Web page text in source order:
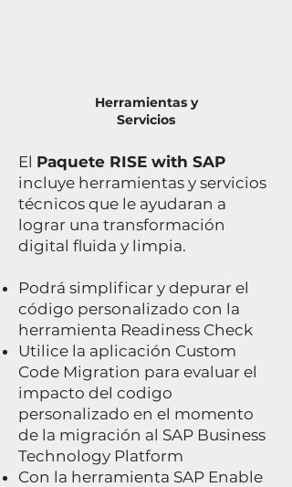
Herramientas y
Servicios
El Paquete RISE with SAP
incluye herramientas y servicios
técnicos que le ayudaran a
lograr una transformación
digital fluida y limpia.
Podrá simplificar y depurar el
código personalizado con la
herramienta Readiness Check
Utilice la aplicación Custom
Code Migration para evaluar el
impacto del codigo
personalizado en el momento
de la migración al SAP Business
Technology Platform
Con la herramienta SAP Enable